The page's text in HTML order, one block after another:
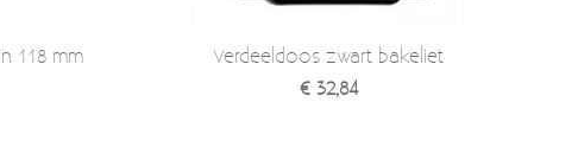
118 mm
Verdeeldoos zwart bakeliet
€ 32,84